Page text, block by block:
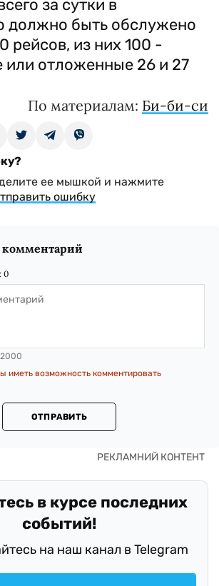
за сутки в
должно быть обслужено
рейсов, из них 100 -
или отложенные 26 и 27
По материалам: Би-би-си
ее мышкой и нажмите
ошибку
комментарий
0
2000
иметь возможность комментировать
ОТПРАВИТЬ
в курсе последних
событий!
на наш канал в Telegram